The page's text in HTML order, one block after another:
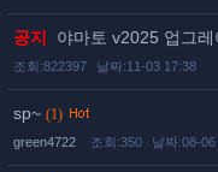
공지 야마토 v2025 업그레
조회:822397 날짜:11-03 17:38
sp~ (1)
green4722 조회:350 날짜:08-